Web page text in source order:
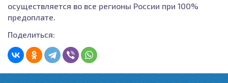
осуществляется во все регионы России при 100%
предоплате.
Поделиться: